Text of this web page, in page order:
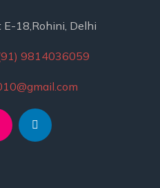
18,Rohini, Delhi
9814036059